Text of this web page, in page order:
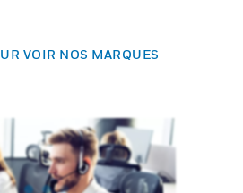
VOIR NOS MARQUES